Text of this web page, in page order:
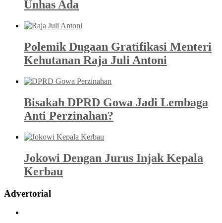
Unhas Ada
Polemik Dugaan Gratifikasi Menteri
Kehutanan Raja Juli Antoni
Bisakah DPRD Gowa Jadi Lembaga
Anti Perzinahan?
Jokowi Dengan Jurus Injak Kepala
Kerbau
Advertorial